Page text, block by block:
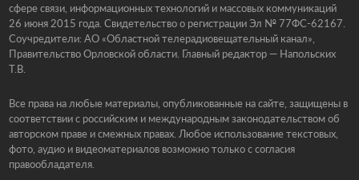
сфере связи, информационных технологий и массовых коммуникаций
26 июня 2015 года. Свидетельство о регистрации Эл № 77ФС-62167.
Соучредители: АО «Областной телерадиовещательный канал»,
Правительство Орловской области. Главный редактор — Напольских
Т.В.
Все права на любые материалы, опубликованные на сайте, защищены в
соответствии с российским и международным законодательством об
авторском праве и смежных правах. Любое использование текстовых,
фото, аудио и видеоматериалов возможно только с согласия
правообладателя.